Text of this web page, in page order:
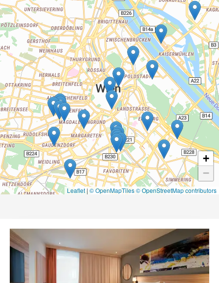
+
−
Leaflet | © OpenMapTiles© OpenStreetMap contributors